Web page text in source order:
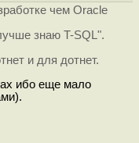
чем Oracle
знаю T-SQL".
и для дотнет.
ибо еще мало